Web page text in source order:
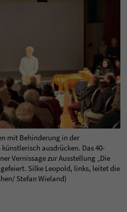
mit Behinderung in der
ausdrücken. Das 40-
Vernissage zur Ausstellung „Die
Silke Leopold, links, leitet die
Stefan Wieland)